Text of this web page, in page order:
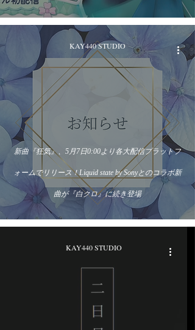
新曲『狂気』、5月7日0:00より各大配信プラットフ
ォームでリリース！Liquid state by Sonyとのコラボ新
曲が『白クロ』に続き登場
KAY440 STUDIO
KAY440 STUDIO